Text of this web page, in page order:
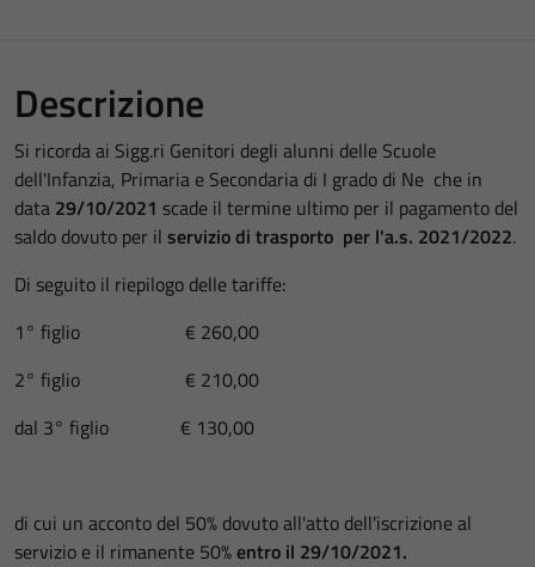
Descrizione
Si ricorda ai Sigg.ri Genitori degli alunni delle Scuole
dell'Infanzia, Primaria e Secondaria di I grado di Ne che in
data 29/10/2021 scade il termine ultimo per il pagamento del
saldo dovuto per il servizio di trasporto per l'a.s. 2021/2022.
Di seguito il riepilogo delle tariffe:
1° figlio € 260,00
2° figlio € 210,00
dal 3° figlio € 130,00
di cui un acconto del 50% dovuto all'atto dell'iscrizione al
servizio e il rimanente 50%entro il 29/10/2021.